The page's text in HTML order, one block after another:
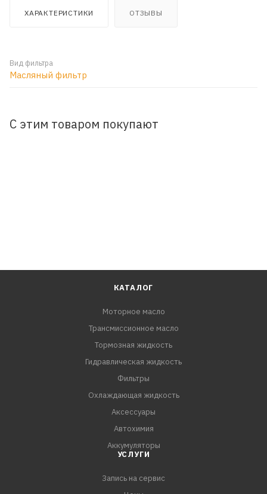
ХАРАКТЕРИСТИКИ ОТЗЫВЫ
Вид фильтра
Масляный фильтр
С этим товаром покупают
КАТАЛОГ
Моторное масло
Трансмиссионное масло
Тормозная жидкость
Гидравлическая жидкость
Фильтры
Охлаждающая жидкость
Аксессуары
Автохимия
Аккумуляторы
УСЛУГИ
Запись на сервис